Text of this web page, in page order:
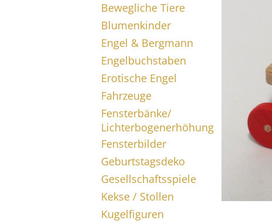
Bewegliche Tiere
Blumenkinder
Engel & Bergmann
Engelbuchstaben
Erotische Engel
Fahrzeuge
Fensterbänke/
Lichterbogenerhöhung
Fensterbilder
Geburtstagsdeko
Gesellschaftsspiele
Kekse / Stollen
Kugelfiguren